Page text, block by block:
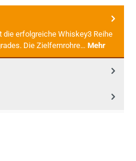
die erfolgreiche Whiskey3 Reihe
Die Zielfernrohre… Mehr